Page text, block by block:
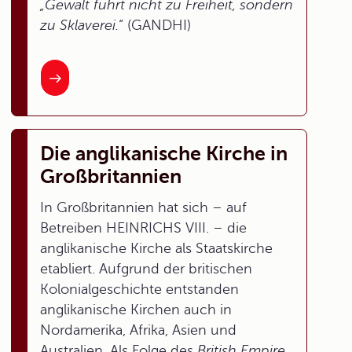
„Gewalt führt nicht zu Freiheit, sondern
zu Sklaverei.“ (GANDHI)
Die anglikanische Kirche in
Großbritannien
In Großbritannien hat sich – auf
Betreiben HEINRICHS VIII. – die
anglikanische Kirche als Staatskirche
etabliert. Aufgrund der britischen
Kolonialgeschichte entstanden
anglikanische Kirchen auch in
Nordamerika, Afrika, Asien und